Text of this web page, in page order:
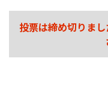
投票は締め切りま